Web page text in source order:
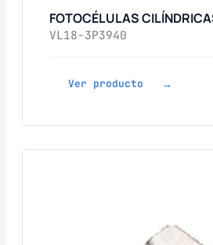
FOTOCÉLULAS
VL18-3P3940
Ver producto →